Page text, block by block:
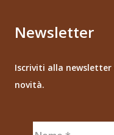
Newsletter
Iscriviti alla
novità.